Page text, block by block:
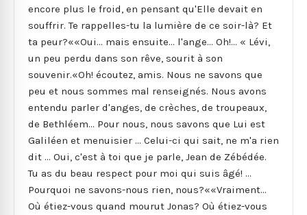
encore plus le froid, en pensant qu'Elle devait en
souffrir. Te rappelles-tu la lumière de ce soir-là? Et
ta peur?««Oui... mais ensuite... l'ange... Oh!... « Lévi,
un peu perdu dans son rêve, sourit à son
souvenir.«Oh! écoutez, amis. Nous ne savons que
peu et nous sommes mal renseignés. Nous avons
entendu parler d'anges, de crèches, de troupeaux,
de Bethléem... Pour nous, nous savons que Lui est
Galiléen et menuisier ... Celui-ci qui sait, ne m'a rien
dit ... Oui, c'est à toi que je parle, Jean de Zébédée.
Tu as du beau respect pour moi qui suis âgé! ...
Pourquoi ne savons-nous rien, nous?««Vraiment...
Où étiez-vous quand mourut Jonas? Où étiez-vous